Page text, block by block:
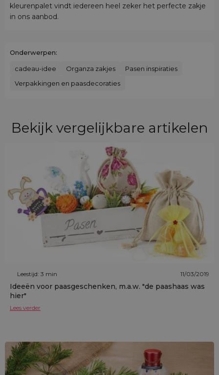
kleurenpalet vindt iedereen heel zeker het perfecte zakje
in ons aanbod.
Onderwerpen:
cadeau-idee Organza zakjes
Pasen inspiraties
Verpakkingen en paasdecoraties
Bekijk vergelijkbare artikelen
Leestijd: 3 min 11/03/2019
Ideeën voor paasgeschenken, m.a.w. "de paashaas was
hier"
Lees verder